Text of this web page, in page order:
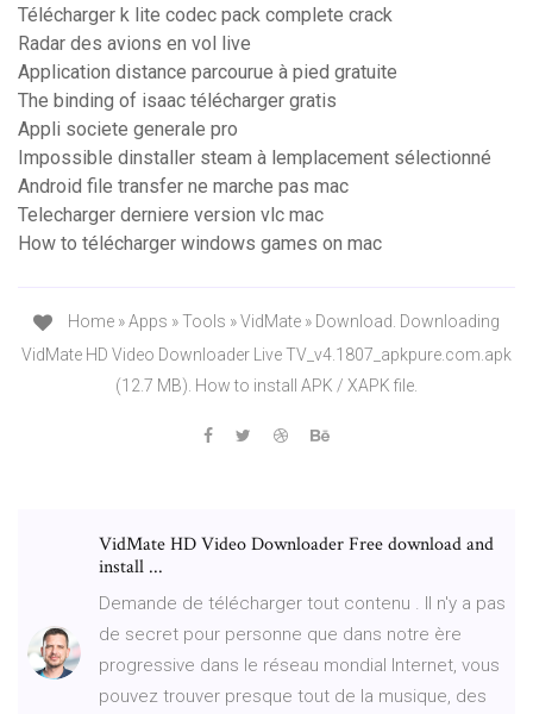
Télécharger k lite codec pack complete crack
Radar des avions en vol live
Application distance parcourue à pied gratuite
The binding of isaac télécharger gratis
Appli societe generale pro
Impossible dinstaller steam à lemplacement sélectionné
Android file transfer ne marche pas mac
Telecharger derniere version vlc mac
How to télécharger windows games on mac
Home » Apps » Tools » VidMate » Download. Downloading
VidMate HD Video Downloader Live TV_v4.1807_apkpure.com.apk
(12.7 MB). How to install APK / XAPK file.
VidMate HD Video Downloader Free download and
install ...
Demande de télécharger tout contenu . Il n'y a pas
de secret pour personne que dans notre ère
progressive dans le réseau mondial Internet, vous
pouvez trouver presque tout de la musique, des